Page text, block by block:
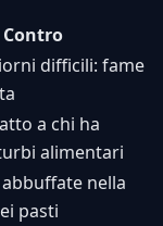
Contro
difficili: fame
a chi ha
alimentari
nella
pasti